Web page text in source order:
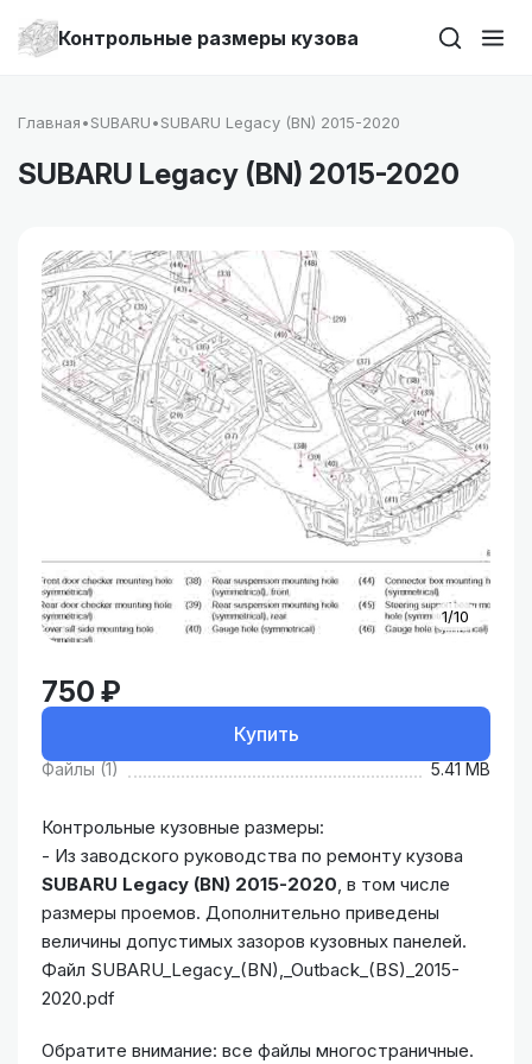
Контрольные размеры кузова
Главная•SUBARU•SUBARU Legacy (BN) 2015-2020
SUBARU Legacy (BN) 2015-2020
1/10
750 ₽
Купить
Файлы (1) 5.41 MB
Контрольные кузовные размеры:
- Из заводского руководства по ремонту кузова
SUBARU Legacy (BN) 2015-2020, в том числе
размеры проемов. Дополнительно приведены
величины допустимых зазоров кузовных панелей.
Файл SUBARU_Legacy_(BN),_Outback_(BS)_2015-
2020.pdf
Обратите внимание: все файлы многостраничные.